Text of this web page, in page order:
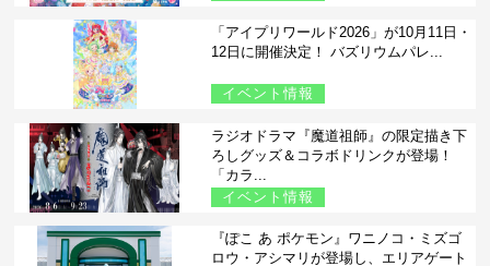
「アイプリワールド2026」が10月11日・
12日に開催決定！ バズリウムパレ...
イベント情報
ラジオドラマ『魔道祖師』の限定描き下
ろしグッズ＆コラボドリンクが登場！
「カラ...
イベント情報
『ぽこ あ ポケモン』ワニノコ・ミズゴ
ロウ・アシマリが登場し、エリアゲート